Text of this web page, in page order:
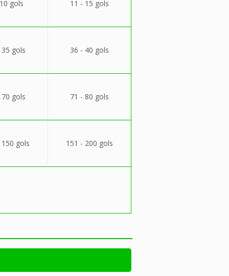
gols 11 - 15 gols
gols 36 - 40 gols
gols 71 - 80 gols
gols 151 - 200 gols